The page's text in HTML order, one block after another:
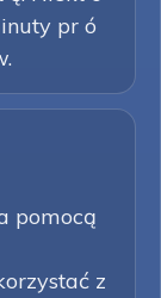
pr ó
pomocą
z